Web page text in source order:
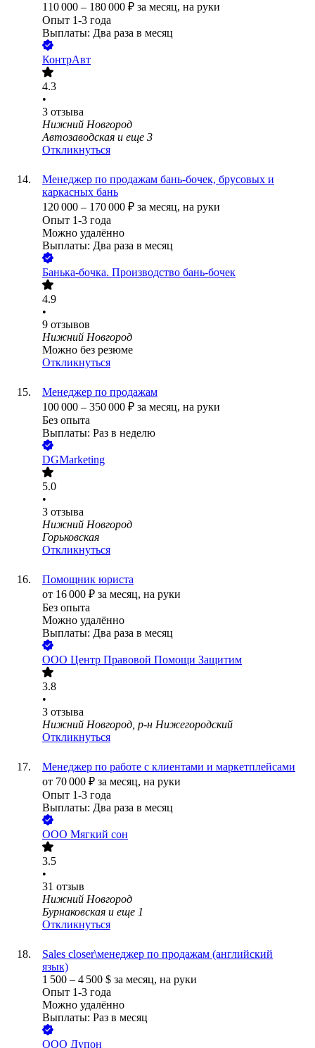
110 000 – 180 000 ₽ за месяц, на руки
Опыт 1-3 года
Выплаты: Два раза в месяц
КонтрАвт
4.3
•
3 отзыва
Нижний Новгород
Автозаводская и еще 3
Откликнуться
Менеджер по продажам бань-бочек, брусовых и
каркасных бань
120 000 – 170 000 ₽ за месяц, на руки
Опыт 1-3 года
Можно удалённо
Выплаты: Два раза в месяц
Банька-бочка. Производство бань-бочек
4.9
•
9 отзывов
Нижний Новгород
Можно без резюме
Откликнуться
Менеджер по продажам
100 000 – 350 000 ₽ за месяц, на руки
Без опыта
Выплаты: Раз в неделю
DGMarketing
5.0
•
3 отзыва
Нижний Новгород
Горьковская
Откликнуться
Помощник юриста
от 16 000 ₽ за месяц, на руки
Без опыта
Можно удалённо
Выплаты: Два раза в месяц
ООО Центр Правовой Помощи Защитим
3.8
•
3 отзыва
Нижний Новгород, р-н Нижегородский
Откликнуться
Менеджер по работе с клиентами и маркетплейсами
от 70 000 ₽ за месяц, на руки
Опыт 1-3 года
Выплаты: Два раза в месяц
ООО Мягкий сон
3.5
•
31 отзыв
Нижний Новгород
Бурнаковская и еще 1
Откликнуться
Sales closer\менеджер по продажам (английский
язык)
1 500 – 4 500 $ за месяц, на руки
Опыт 1-3 года
Можно удалённо
Выплаты: Раз в месяц
ООО Дупон